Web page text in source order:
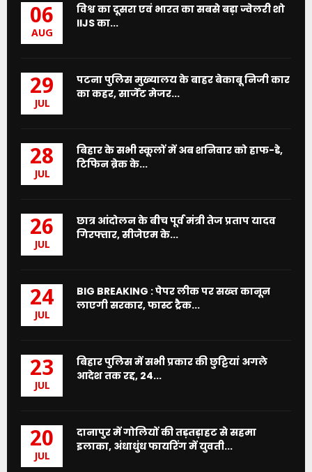
06
AUG
विश्व का दूसरा एवं भारत का सबसे बड़ा ज्वेलरी शो
IIJS का...
29
JUL
पटना पुलिस मुख्यालय के बाहर बेकाबू निजी कार
का कहर, सार्जेंट मेजर...
28
JUL
बिहार के सभी स्कूलों में अब शनिवार को हाफ-डे,
टिफिन ब्रेक के...
26
JUL
छात्र आंदोलन के बीच पूर्व मंत्री तेज प्रताप यादव
गिरफ्तार, सीजेएम के...
24
JUL
BIG BREAKING : पेपर लीक पर सख्त कानून
लाएगी सरकार, फास्ट ट्रैक...
23
JUL
बिहार पुलिस में सभी प्रकार की छुट्टियां अगले
आदेश तक रद्द, 24...
20
JUL
दानापुर में गोलियों की तड़तड़ाहट से सहमा
इलाका, अंधाधुंध फायरिंग में युवती...